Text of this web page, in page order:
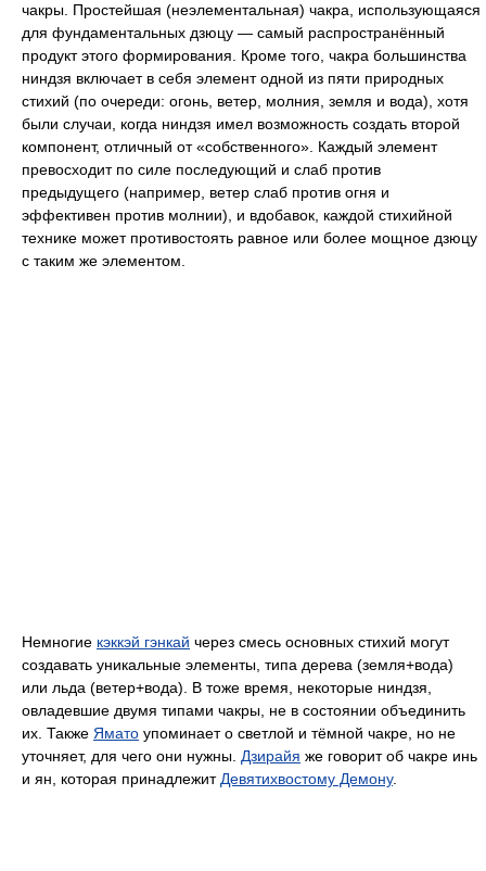
чакры. Простейшая (неэлементальная) чакра, использующаяся
для фундаментальных дзюцу — самый распространённый
продукт этого формирования. Кроме того, чакра большинства
ниндзя включает в себя элемент одной из пяти природных
стихий (по очереди: огонь, ветер, молния, земля и вода), хотя
были случаи, когда ниндзя имел возможность создать второй
компонент, отличный от «собственного». Каждый элемент
превосходит по силе последующий и слаб против
предыдущего (например, ветер слаб против огня и
эффективен против молнии), и вдобавок, каждой стихийной
технике может противостоять равное или более мощное дзюцу
с таким же элементом.
Немногие кэккэй гэнкай через смесь основных стихий могут
создавать уникальные элементы, типа дерева (земля+вода)
или льда (ветер+вода). В тоже время, некоторые ниндзя,
овладевшие двумя типами чакры, не в состоянии объединить
их. Также Ямато упоминает о светлой и тёмной чакре, но не
уточняет, для чего они нужны. Дзирайя же говорит об чакре инь
и ян, которая принадлежитДевятихвостому Демону.